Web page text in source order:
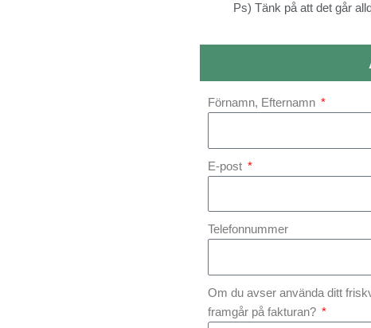
Ps) Tänk på att det går
Förnamn, Efternamn
E-post
Telefonnummer
Om du avser använda ditt
framgår på fakturan?